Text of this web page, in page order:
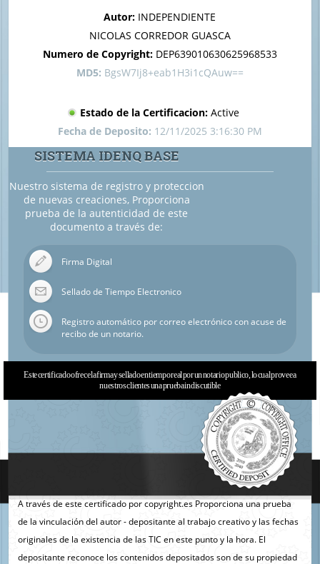
idenqdoc1
Autor: INDEPENDIENTE
NICOLAS CORREDOR GUASCA
Numero de Copyright: DEP639010630625968533
MD5: BgsW7Ij8+eab1H3i1cQAuw==
Estado de la Certificacion: Active
Fecha de Deposito: 12/11/2025 3:16:30 PM
SISTEMA IDENQ BASE
Nuestro sistema de registro y proteccion
de nuevas creaciones, Proporciona
prueba de la autenticidad de este
documento a través de:
Firma Digital
Sellado de Tiempo Electronico
Registro automático por correo electrónico con acuse de
recibo de un notario.
Este certificado ofrece la firma y sellado en tiempo real por un notario publico, lo cual provee a
nuestros clientes una prueba indiscutible
A través de este certificado por copyright.es Proporciona una prueba
de la vinculación del autor - depositante al trabajo creativo y las fechas
originales de la existencia de las TIC en este punto y la hora. El
depositante reconoce los contenidos depositados son de su propiedad